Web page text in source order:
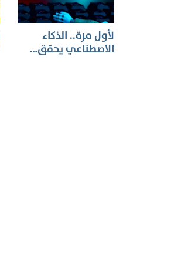
لأول مرة.. الذكاء
الاصطناعي يحقق…